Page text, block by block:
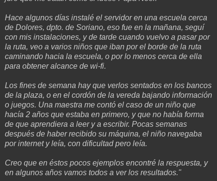
Hace algunos días instalé el servidor en una escuela cerca
de Dolores, dpto. de Soriano, eso fue en la mañana, seguí
con mis instalaciones, yde tarde cuando vuelvo a pasar por
la ruta, veo a varios niños que iban por el borde de la ruta
caminando hacia la escuela, o por lo menos cerca de ella
para obtener alcance de wi-fi.
Los fines de semana hay que verlos sentados en los bancos
de la plaza, o en el cordón de la vereda bajando información
o juegos. Una maestra me contó el caso de un niño que
hacía 2 años que estaba en primero, y que no había forma
de que aprendiera a leer y a escribir. Pocas semanas
después de haber recibido su máquina, el niño navegaba
porinternet y leía, con dificultad pero leía.
Creo que en éstos pocos ejemplos encontré la respuesta, y
en algunos años vamos todos a ver los resultados."